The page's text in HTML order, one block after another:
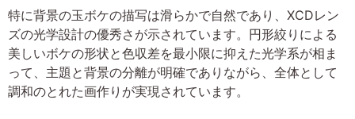
特に背景の玉ボケの描写は滑らかで自然であり、XCDレン
ズの光学設計の優秀さが示されています。円形絞りによる
美しいボケの形状と色収差を最小限に抑えた光学系が相ま
って、主題と背景の分離が明確でありながら、全体として
調和のとれた画作りが実現されています。